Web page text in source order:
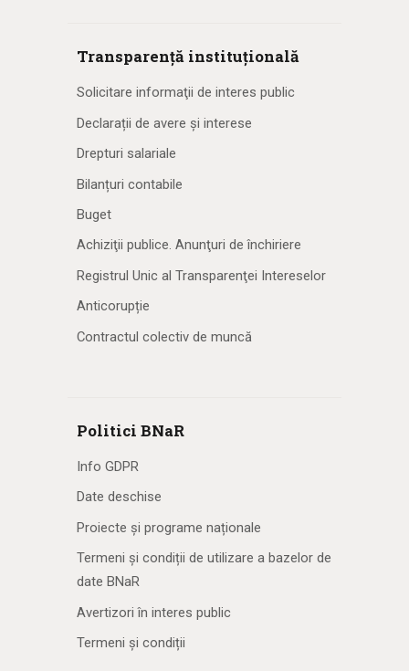
Transparență instituțională
Solicitare informaţii de interes public
Declarații de avere și interese
Drepturi salariale
Bilanțuri contabile
Buget
Achiziţii publice. Anunţuri de închiriere
Registrul Unic al Transparenţei Intereselor
Anticorupție
Contractul colectiv de muncă
Politici BNaR
Info GDPR
Date deschise
Proiecte și programe naționale
Termeni și condiții de utilizare a bazelor de
date BNaR
Avertizori în interes public
Termeni și condiții